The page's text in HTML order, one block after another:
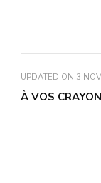
UPDATED ON 3
À VOS